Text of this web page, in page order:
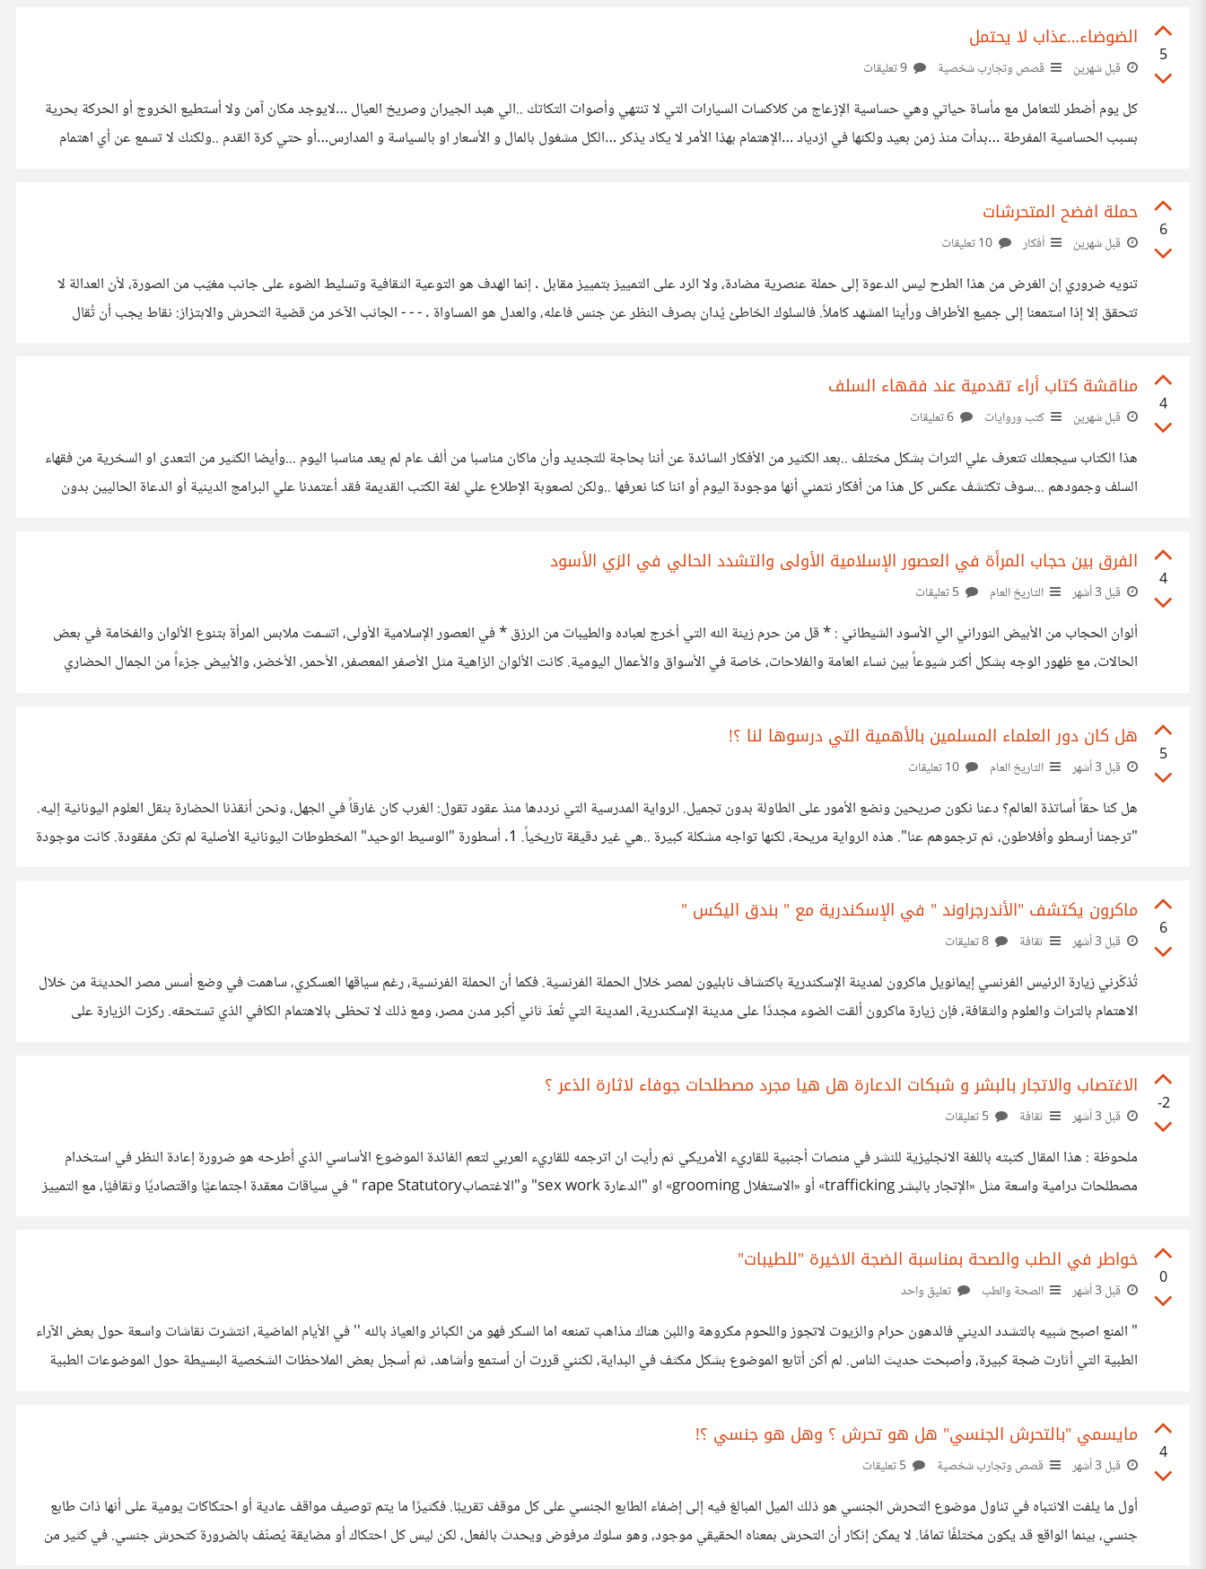
5
الضوضاء…عذاب لا يحتمل
قبل شهرين قصص وتجارب شخصية
كل يوم أضطر للتعامل مع مأساة حياتي وهي حساسية الإزعاج من كلاكسات السيارات التي لا تنتهي وأصوات التكاتك ..الي هبد الجيران وصريخ العيال …لايوجد مكان آمن ولا أستطيع الخروج أو الحركة بحرية
بسبب الحساسية المفرطة …بدأت منذ زمن بعيد ولكنها في ازدياد …الإهتمام بهذا الأمر لا يكاد يذكر …الكل مشغول بالمال و الأسعار او بالسياسة و المدارس…أو حتي كرة القدم ..ولكنك لا تسمع عن أي اهتمام
6
حملة افضح المتحرشات
قبل شهرين أفكار
تنويه ضروري إن الغرض من هذا الطرح ليس الدعوة إلى حملة عنصرية مضادة، ولا الرد على التمييز بتمييز مقابل . إنما الهدف هو التوعية الثقافية وتسليط الضوء على جانب مغيّب من الصورة، لأن العدالة لا
تتحقق إلا إذا استمعنا إلى جميع الأطراف ورأينا المشهد كاملاً. فالسلوك الخاطئ يُدان بصرف النظر عن جنس فاعله، والعدل هو المساواة . - - - الجانب الآخر من قضية التحرش والابتزاز: نقاط يجب أن تُقال
4
مناقشة كتاب أراء تقدمية عند فقهاء السلف
قبل شهرين كتب وروايات
هذا الكتاب سيجعلك تتعرف علي التراث بشكل مختلف ..بعد الكثير من الأفكار السائدة عن أننا بحاجة للتجديد وأن ماكان مناسبا من ألف عام لم يعد مناسبا اليوم ...وأيضا الكثير من التعدى او السخرية من فقهاء
السلف وجمودهم ...سوف تكتشف عكس كل هذا من أفكار نتمني أنها موجودة اليوم أو اننا كنا نعرفها ..ولكن لصعوبة الإطلاع علي لغة الكتب القديمة فقد أعتمدنا علي البرامج الدينية أو الدعاة الحاليين بدون
4
الفرق بين حجاب المرأة في العصور الإسلامية الأولى والتشدد الحالي في الزي الأسود
قبل 3 أشهر التاريخ العام
ألوان الحجاب من الأبيض النوراني الي الأسود الشيطاني : * قل من حرم زينة الله التي أخرج لعباده والطيبات من الرزق * في العصور الإسلامية الأولى، اتسمت ملابس المرأة بتنوع الألوان والفخامة في بعض
الحالات، مع ظهور الوجه بشكل أكثر شيوعاً بين نساء العامة والفلاحات، خاصة في الأسواق والأعمال اليومية. كانت الألوان الزاهية مثل الأصفر المعصفر، الأحمر، الأخضر، والأبيض جزءاً من الجمال الحضاري
5
هل كان دور العلماء المسلمين بالأهمية التي درسوها لنا ؟!
قبل 3 أشهر التاريخ العام
هل كنا حقاً أساتذة العالم؟ دعنا نكون صريحين ونضع الأمور على الطاولة بدون تجميل. الرواية المدرسية التي نرددها منذ عقود تقول: الغرب كان غارقاً في الجهل، ونحن أنقذنا الحضارة بنقل العلوم اليونانية إليه.
"ترجمنا أرسطو وأفلاطون، ثم ترجموهم عنا". هذه الرواية مريحة، لكنها تواجه مشكلة كبيرة ..هي غير دقيقة تاريخياً. 1. أسطورة "الوسيط الوحيد" المخطوطات اليونانية الأصلية لم تكن مفقودة. كانت موجودة
6
ماكرون يكتشف "الأندرجراوند " في الإسكندرية مع " بندق اليكس "
قبل 3 أشهر ثقافة
تُذكّرني زيارة الرئيس الفرنسي إيمانويل ماكرون لمدينة الإسكندرية باكتشاف نابليون لمصر خلال الحملة الفرنسية. فكما أن الحملة الفرنسية، رغم سياقها العسكري، ساهمت في وضع أسس مصر الحديثة من خلال
الاهتمام بالتراث والعلوم والثقافة، فإن زيارة ماكرون ألقت الضوء مجددًا على مدينة الإسكندرية، المدينة التي تُعدّ ثاني أكبر مدن مصر، ومع ذلك لا تحظى بالاهتمام الكافي الذي تستحقه. ركزت الزيارة على
-2
الاغتصاب والاتجار بالبشر و شبكات الدعارة هل هيا مجرد مصطلحات جوفاء لاثارة الذعر ؟
قبل 3 أشهر ثقافة
ملحوظة : هذا المقال كتبته باللغة الانجليزية للنشر في منصات أجنبية للقاريء الأمريكي ثم رأيت ان اترجمه للقاريء العربي لتعم الفائدة الموضوع الأساسي الذي أطرحه هو ضرورة إعادة النظر في استخدام
مصطلحات درامية واسعة مثل «الإتجار بالبشر trafficking» أو «الاستغلال grooming» او "الدعارة sex work" و"الاغتصابrape Statutory " في سياقات معقدة اجتماعيًا واقتصاديًا وثقافيًا، مع التمييز
0
خواطر في الطب والصحة بمناسبة الضجة الاخيرة "للطيبات"
قبل 3 أشهر الصحة والطب تعليق واحد
" المنع اصبح شبيه بالتشدد الديني فالدهون حرام والزيوت لاتجوز واللحوم مكروهة واللبن هناك مذاهب تمنعه اما السكر فهو من الكبائر والعياذ بالله '' في الأيام الماضية، انتشرت نقاشات واسعة حول بعض الآراء
الطبية التي أثارت ضجة كبيرة، وأصبحت حديث الناس. لم أكن أتابع الموضوع بشكل مكثف في البداية، لكنني قررت أن أستمع وأشاهد، ثم أسجل بعض الملاحظات الشخصية البسيطة حول الموضوعات الطبية
4
مايسمي "بالتحرش الجنسي" هل هو تحرش ؟ وهل هو جنسي ؟!
قبل 3 أشهر قصص وتجارب شخصية
أول ما يلفت الانتباه في تناول موضوع التحرش الجنسي هو ذلك الميل المبالغ فيه إلى إضفاء الطابع الجنسي على كل موقف تقريبًا. فكثيرًا ما يتم توصيف مواقف عادية أو احتكاكات يومية على أنها ذات طابع
جنسي، بينما الواقع قد يكون مختلفًا تمامًا. لا يمكن إنكار أن التحرش بمعناه الحقيقي موجود، وهو سلوك مرفوض ويحدث بالفعل، لكن ليس كل احتكاك أو مضايقة يُصنّف بالضرورة كتحرش جنسي. في كثير من